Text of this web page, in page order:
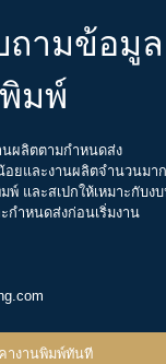
ามข้อมูล
มพ์
ผลิตตามกำหนดส่ง
ยและงานผลิตจำนวนมาก
พ์ และสเปกให้เหมาะกับง
กำหนดส่งก่อนเริ่มงาน
างานพิมพ์ทันที